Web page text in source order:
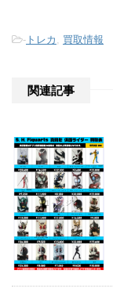
- トレカ , 買取情報
関連記事